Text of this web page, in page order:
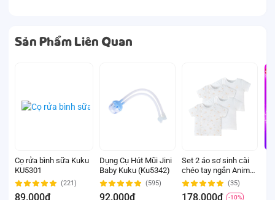
Sản Phẩm Liên Quan
Cọ rửa bình sữa Kuku
KU5301
(221)
89.000đ
Dụng Cụ Hút Mũi Jini
Baby Kuku (Ku5342)
(595)
92.000đ
Set 2 áo sơ sinh cài
chéo tay ngắn Animo
Easy KV0724002 (3-
6M,Trắng-HT Chim
(35)
178.000đ -10%